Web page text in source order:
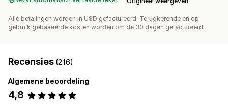
Alle betalingen worden in USD gefactureerd. Terugkerende en op
gebruik gebaseerde kosten worden om de 30 dagen gefactureerd.
Recensies (216)
Algemene beoordeling
4,8